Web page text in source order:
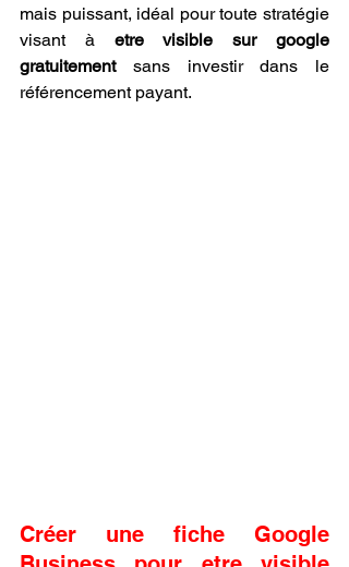
mais puissant, idéal pour toute stratégie
visant à etre visible sur google
gratuitement sans investir dans le
référencement payant.
Créer une fiche Google